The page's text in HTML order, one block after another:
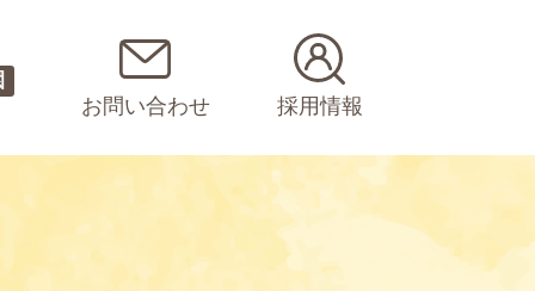
お問い合わせ 採用情報